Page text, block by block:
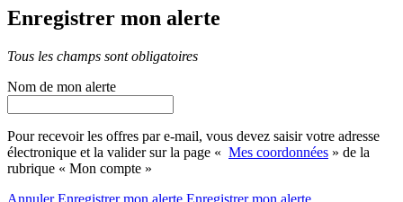
Enregistrer mon alerte
Tous les champs sont obligatoires
Nom de mon alerte
Pour recevoir les offres par e-mail, vous devez saisir votre adresse
électronique et la valider sur la page « Mes coordonnées » de la
rubrique « Mon compte »